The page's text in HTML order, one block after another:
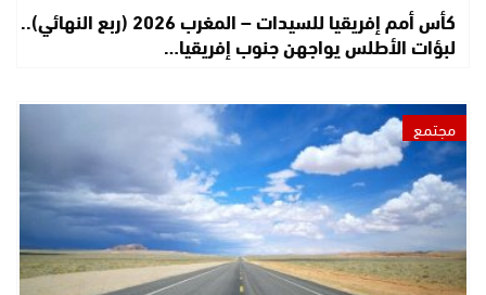
كأس أمم إفريقيا للسيدات – المغرب 2026 (ربع النهائي)..
لبؤات الأطلس يواجهن جنوب إفريقيا…
مجتمع